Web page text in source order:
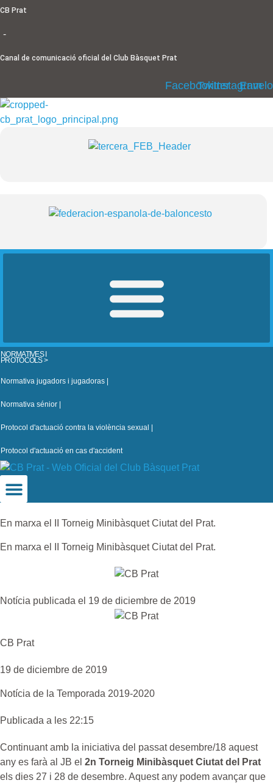
Ir
contenido
CB Prat
-
Canal de comunicació oficial del Club Bàsquet Prat
FacebookTwitterInstagram
NORMATIVES I
PROTOCOLS >
Normativa jugadors i jugadoras |
Normativa sénior |
Protocol d'actuació contra la violència sexual |
Protocol d'actuació en cas d'accident
En marxa el II Torneig Minibàsquet Ciutat del Prat.
En marxa el II Torneig Minibàsquet Ciutat del Prat.
Notícia publicada el 19 de diciembre de 2019
CB Prat
19 de diciembre de 2019
Notícia de la Temporada 2019-2020
Publicada a les 22:15
Continuant amb la iniciativa del passat desembre/18 aquest
any es farà al JB el 2n Torneig Minibàsquet Ciutat del Prat
els dies 27 i 28 de desembre. Aquest any podem avançar que